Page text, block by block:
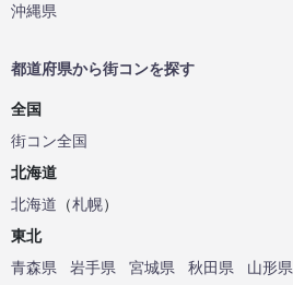
沖縄県
都道府県から街コンを探す
全国
街コン全国
北海道
北海道 （札幌）
東北
青森県
岩手県 宮城県 秋田県 山形県